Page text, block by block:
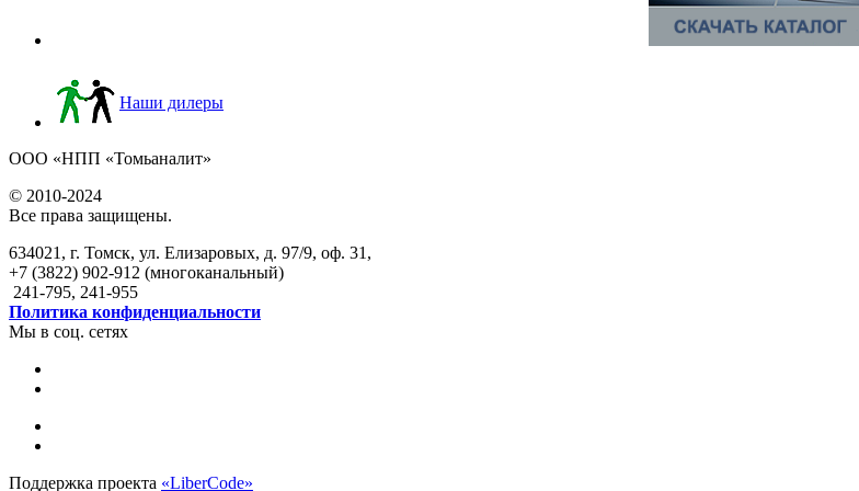
Наши дилеры
ООО «НПП «Томьаналит»
© 2010-2024
Все права защищены.
634021, г. Томск, ул. Елизаровых, д. 97/9, оф. 31,
+7 (3822) 902-912 (многоканальный)
241-795, 241-955
Политика конфиденциальности
Мы в соц. сетях
Поддержка проекта «LiberCode»